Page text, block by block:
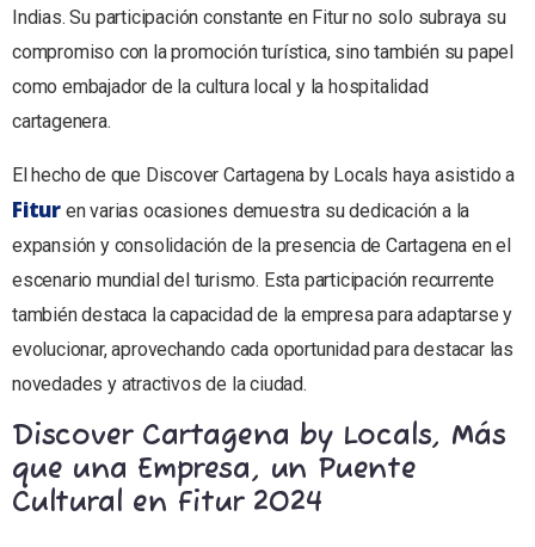
Indias. Su participación constante en Fitur no solo subraya su
compromiso con la promoción turística, sino también su papel
como embajador de la cultura local y la hospitalidad
cartagenera.
El hecho de que Discover Cartagena by Locals haya asistido a
Fitur en varias ocasiones demuestra su dedicación a la
expansión y consolidación de la presencia de Cartagena en el
escenario mundial del turismo. Esta participación recurrente
también destaca la capacidad de la empresa para adaptarse y
evolucionar, aprovechando cada oportunidad para destacar las
novedades y atractivos de la ciudad.
Discover Cartagena by Locals, Más
que una Empresa, un Puente
Cultural en Fitur 2024